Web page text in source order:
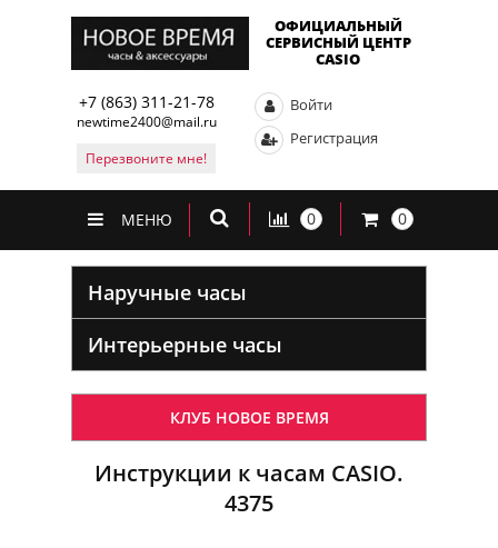
ОФИЦИАЛЬНЫЙ
СЕРВИСНЫЙ ЦЕНТР
CASIO
+7 (863) 311-21-78
newtime2400@mail.ru
Перезвоните мне!
Войти
Регистрация
МЕНЮ 0 0
Наручные часы
Интерьерные часы
КЛУБ НОВОЕ ВРЕМЯ
Инструкции к часам CASIO.
4375